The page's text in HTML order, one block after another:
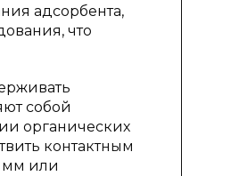
адсорбента,
что
собой
органических
контактным
мм или